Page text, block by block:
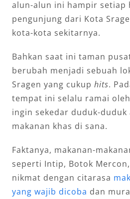
alun-alun ini hampir setiap
pengunjung dari Kota
kota-kota sekitarnya.
Bahkan saat ini taman
berubah menjadi sebuah
Sragen yang cukup hits.
tempat ini selalu ramai
ingin sekedar duduk-
makanan khas di sana.
Faktanya, makanan-
seperti Intip, Botok
nikmat dengan citarasa
yang wajib dicoba dan